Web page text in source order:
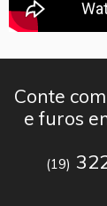
Conte
e furos
(19)